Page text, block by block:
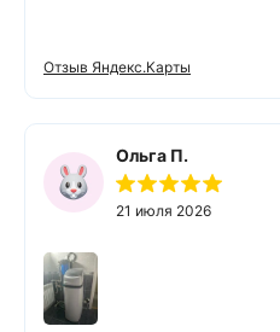
Отзыв Яндекс.Карты
Ольга П.
21 июля 2026